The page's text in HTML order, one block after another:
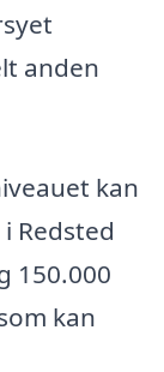
anden
kan
i Redsted
150.000
kan